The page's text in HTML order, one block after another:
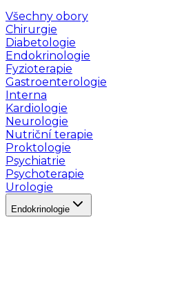
Všechny obory
Chirurgie
Diabetologie
Endokrinologie
Fyzioterapie
Gastroenterologie
Interna
Kardiologie
Neurologie
Nutriční terapie
Proktologie
Psychiatrie
Psychoterapie
Urologie
Endokrinologie